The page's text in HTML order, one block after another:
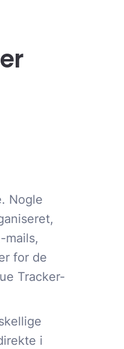
Nogle
mails,
for de
Tracker-
i